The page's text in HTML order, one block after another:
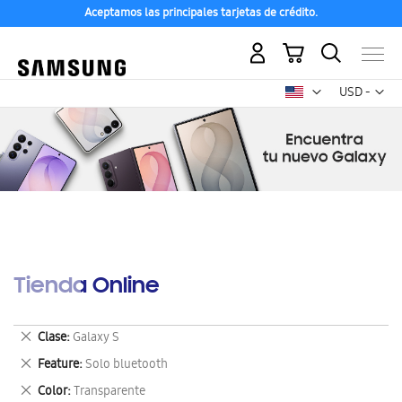
Aceptamos las principales tarjetas de crédito.
USD -
dólar
Mi carrito
Tienda Online
Clase Galaxy S
Eliminar
este
artículo
Feature Solo bluetooth
Eliminar
este
Color Transparente
Eliminar